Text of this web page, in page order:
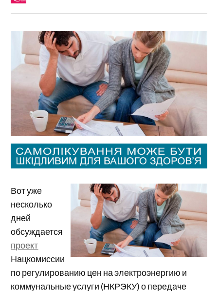
Вот уже
несколько
дней
обсуждается
проект
Нацкомиссии
по регулированию цен на электроэнергию и
коммунальные услуги (НКРЭКУ) о передаче